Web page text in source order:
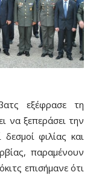
εξέφρασε τη
να ξεπεράσει την
δεσμοί φιλίας και
παραμένουν
επισήμανε ότι